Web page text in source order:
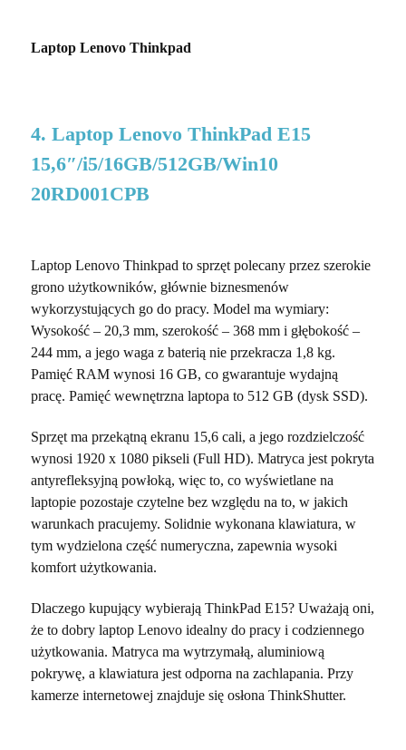
Laptop Lenovo Thinkpad
4. Laptop Lenovo ThinkPad E15
15,6″/i5/16GB/512GB/Win10
20RD001CPB
Laptop Lenovo Thinkpad to sprzęt polecany przez szerokie
grono użytkowników, głównie biznesmenów
wykorzystujących go do pracy. Model ma wymiary:
Wysokość – 20,3 mm, szerokość – 368 mm i głębokość –
244 mm, a jego waga z baterią nie przekracza 1,8 kg.
Pamięć RAM wynosi 16 GB, co gwarantuje wydajną
pracę. Pamięć wewnętrzna laptopa to 512 GB (dysk SSD).
Sprzęt ma przekątną ekranu 15,6 cali, a jego rozdzielczość
wynosi 1920 x 1080 pikseli (Full HD). Matryca jest pokryta
antyrefleksyjną powłoką, więc to, co wyświetlane na
laptopie pozostaje czytelne bez względu na to, w jakich
warunkach pracujemy. Solidnie wykonana klawiatura, w
tym wydzielona część numeryczna, zapewnia wysoki
komfort użytkowania.
Dlaczego kupujący wybierają ThinkPad E15? Uważają oni,
że to dobry laptop Lenovo idealny do pracy i codziennego
użytkowania. Matryca ma wytrzymałą, aluminiową
pokrywę, a klawiatura jest odporna na zachlapania. Przy
kamerze internetowej znajduje się osłona ThinkShutter.